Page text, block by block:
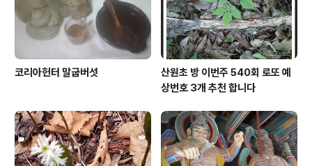
코리아헌터 말굽버섯
산원초 방 이번주 540회 로또 예
상번호 3개 추천 합니다